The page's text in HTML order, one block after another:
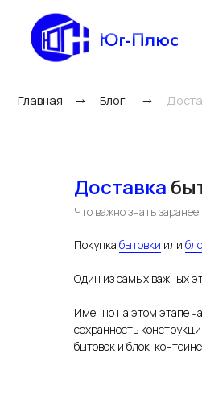
Юг-Плюс
Доставка
Что важно знать заранее
Покупка бытовки или
Один из самых важных
Именно на этом этапе
сохранность
бытовок и блок-